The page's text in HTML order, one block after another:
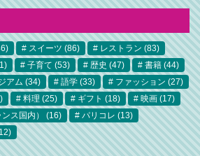
スイーツ (86) レストラン (83)
子育て (53) 歴史 (47) 書籍 (44)
アム (34) 語学 (33) ファッション (27)
料理 (25) ギフト (18) 映画 (17)
ス国内）
(16) パリコレ (13)